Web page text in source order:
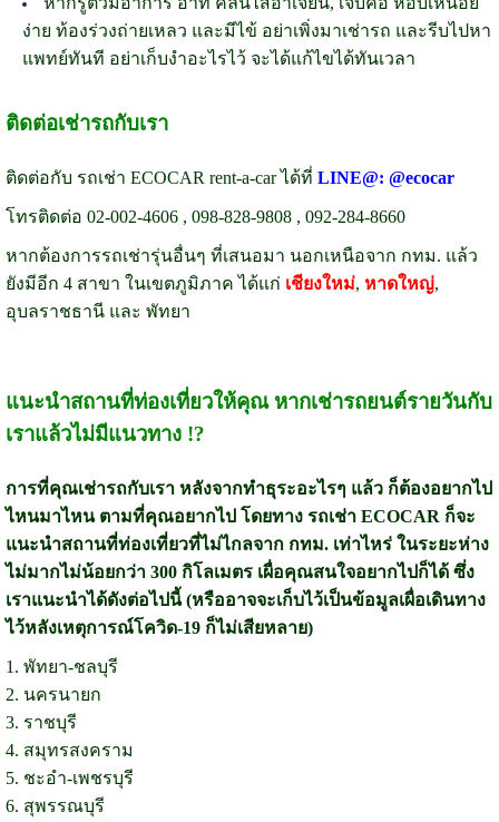
ง่าย ท้องร่วงถ่ายเหลว และมีไข้ อย่าเพิ่งมาเช่ารถ และรีบไปหา
แพทย์ทันที อย่าเก็บงำอะไรไว้ จะได้แก้ไขได้ทันเวลา
ติดต่อเช่ารถกับเรา
ติดต่อกับ รถเช่า ECOCAR rent-a-car ได้ที่ LINE@: @ecocar
โทรติดต่อ 02-002-4606 , 098-828-9808 , 092-284-8660
หากต้องการรถเช่ารุ่นอื่นๆ ที่เสนอมา นอกเหนือจาก กทม. แล้ว
ยังมีอีก 4 สาขา ในเขตภูมิภาค ได้แก่ เชียงใหม่, หาดใหญ่,
อุบลราชธานี และ พัทยา
แนะนำสถานที่ท่องเที่ยวให้คุณ หากเช่ารถยนต์รายวันกับ
เราแล้วไม่มีแนวทาง !?
การที่คุณเช่ารถกับเรา หลังจากทำธุระอะไรๆ แล้ว ก็ต้องอยากไป
ไหนมาไหน ตามที่คุณอยากไป โดยทาง รถเช่า ECOCAR ก็จะ
แนะนำสถานที่ท่องเที่ยวที่ไม่ไกลจาก กทม. เท่าไหร่ ในระยะห่าง
ไม่มากไม่น้อยกว่า 300 กิโลเมตร เผื่อคุณสนใจอยากไปก็ได้ ซึ่ง
เราแนะนำได้ดังต่อไปนี้ (หรืออาจจะเก็บไว้เป็นข้อมูลเผื่อเดินทาง
ไว้หลังเหตุการณ์โควิด-19 ก็ไม่เสียหลาย)
1. พัทยา-ชลบุรี
2. นครนายก
3. ราชบุรี
4. สมุทรสงคราม
5. ชะอำ-เพชรบุรี
6. สุพรรณบุรี